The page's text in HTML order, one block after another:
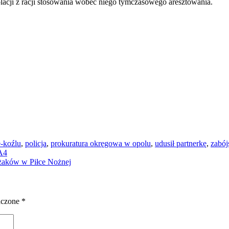
koźlu, policja, prokuratura okręgowa w opolu, udusił partnerkę,
w Piłce Nożnej
*